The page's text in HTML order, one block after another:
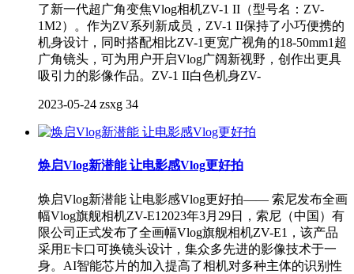
了新一代超广角变焦Vlog相机ZV-1 II（型号名：ZV-
1M2）。作为ZV系列新成员，ZV-1 II保持了小巧便携的
机身设计，同时搭配相比ZV-1更宽广视角的18-50mm1超
广角镜头，可为用户开启Vlog广阔新视野，创作出更具
吸引力的影像作品。ZV-1 II白色机身ZV-
2023-05-24 zsxg 34
焕启Vlog新潜能 让电影感Vlog更好拍
焕启Vlog新潜能 让电影感Vlog更好拍—— 索尼发布全画
幅Vlog旗舰相机ZV-E12023年3月29日，索尼（中国）有
限公司正式发布了全画幅Vlog旗舰相机ZV-E1，该产品
采用E卡口可换镜头设计，集众多先进的影像技术于一
身。AI智能芯片的加入提高了相机对多种主体的识别性